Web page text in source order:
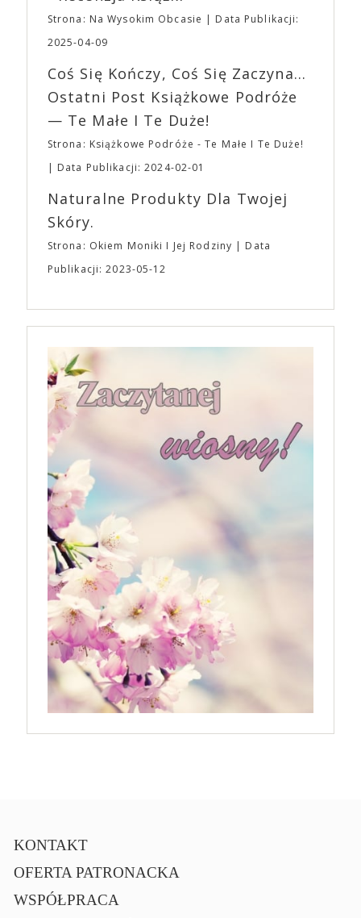
„Midsommar. W biały dzień” zrealizował najbardziej
osobisty film, który pozwolił mu w pełni podzielić
się z widzami swoimi lękami, wizją świata, a przede
„Bo się boi” w kinach od 21 kwietnia.
planujemy Strefę FoodTrucków. Życzymy Wam
fantastycznego czasu oczekiwania na nadchodzącą
EXPO XXI!
Strona: Na Wysokim Obcasie
Data Publikacji:
2025-04-09
Coś Się Kończy, Coś Się Zaczyna...
Ostatni Post Książkowe Podróże
— Te Małe I Te Duże!
Strona: Książkowe Podróże - Te Małe I Te Duże!
Data Publikacji: 2024-02-01
Naturalne Produkty Dla Twojej
Skóry.
Strona: Okiem Moniki I Jej Rodziny
Data
Publikacji: 2023-05-12
KONTAKT
OFERTA PATRONACKA
WSPÓŁPRACA